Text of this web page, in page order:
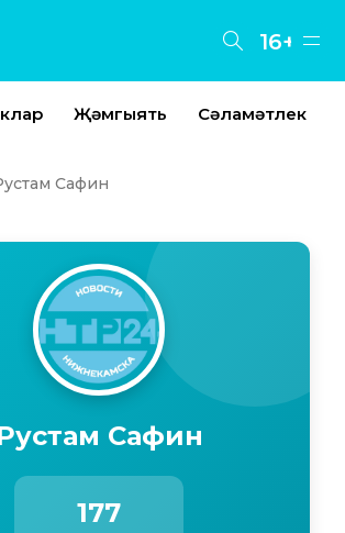
16+
Җәмгыять Сәламәтлек
Сафин
Сафин
177